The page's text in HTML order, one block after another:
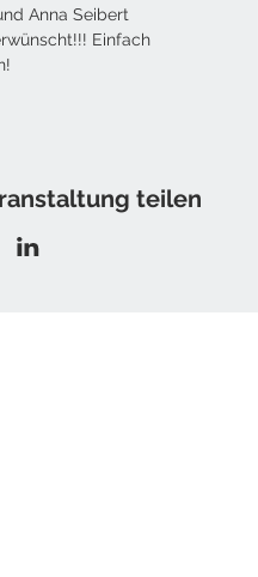
Anna Seibert
Einfach
teilen